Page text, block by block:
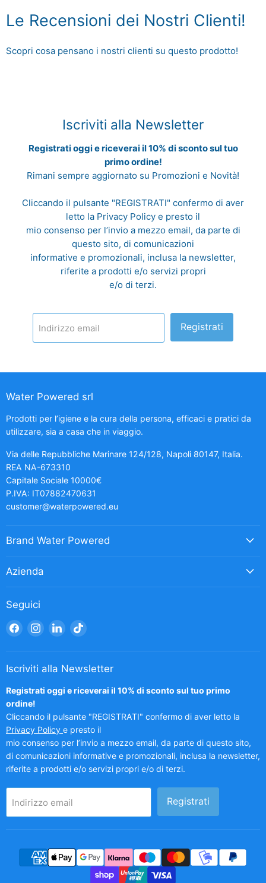
Le Recensioni dei Nostri Clienti!
Scopri cosa pensano i nostri clienti su questo prodotto!
Iscriviti alla Newsletter
Registrati oggi e riceverai il 10% di sconto sul tuo
primo ordine!
Rimani sempre aggiornato su Promozioni e Novità!
Cliccando il pulsante "REGISTRATI" confermo di aver
letto la Privacy Policy e presto il
mio consenso per l’invio a mezzo email, da parte di
questo sito, di comunicazioni
informative e promozionali, inclusa la newsletter,
riferite a prodotti e/o servizi propri
e/o di terzi.
Indirizzo email Registrati
Water Powered srl
Prodotti per l’igiene e la cura della persona, efficaci e pratici da
utilizzare, sia a casa che in viaggio.
Via delle Repubbliche Marinare 124/128, Napoli 80147, Italia.
REA NA-673310
Capitale Sociale 10000€
P.IVA: IT07882470631
customer@waterpowered.eu
Brand Water Powered
Azienda
Seguici
Trovaci
Facebook
Trovaci
Instagram
Trovaci
LinkedIn
Trovaci
TikTok
Iscriviti alla Newsletter
Registrati oggi e riceverai il 10% di sconto sul tuo primo
ordine!
Cliccando il pulsante "REGISTRATI" confermo di aver letto la
Privacy Policy e presto il
mio consenso per l’invio a mezzo email, da parte di questo sito,
di comunicazioni informative e promozionali, inclusa la newsletter,
riferite a prodotti e/o servizi propri e/o di terzi.
Indirizzo email Registrati